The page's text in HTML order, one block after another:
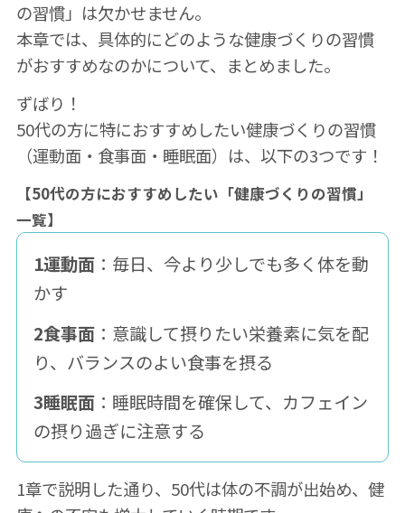
の習慣」は欠かせません。
本章では、具体的にどのような健康づくりの習慣
がおすすめなのかについて、まとめました。
ずばり！
50代の方に特におすすめしたい健康づくりの習慣
（運動面・食事面・睡眠面）は、以下の3つです！
【50代の方におすすめしたい「健康づくりの習慣」
一覧】
1運動面：毎日、今より少しでも多く体を動
かす
2食事面：意識して摂りたい栄養素に気を配
り、バランスのよい食事を摂る
3睡眠面：睡眠時間を確保して、カフェイン
の摂り過ぎに注意する
1章で説明した通り、50代は体の不調が出始め、健